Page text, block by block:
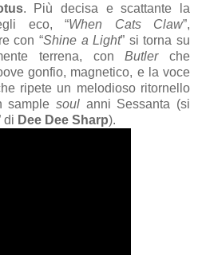
. Più decisa e scattante la
eco, “When Cats Claw”,
con “Shine a Light” si torna su
terrena, conButlerche
gonfio, magnetico, e la voce
ripete un melodioso ritornello
sample soulanni Sessanta (si
di Dee Dee Sharp).